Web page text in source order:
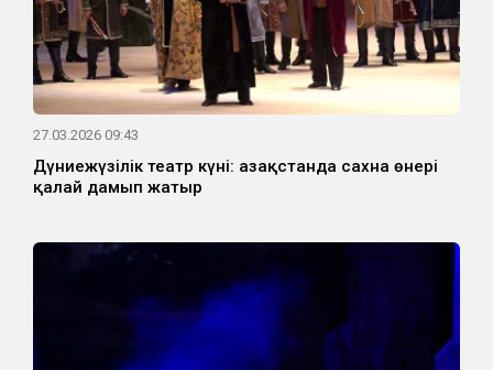
27.03.2026 09:43
Дүниежүзілік театр күні: Қазақстанда сахна өнері
қалай дамып жатыр